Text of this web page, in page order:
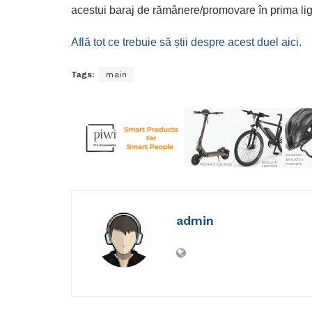
acestui baraj de rămânere/promovare în prima
Află tot ce trebuie să știi despre acest duel aici.
Tags: main
admin